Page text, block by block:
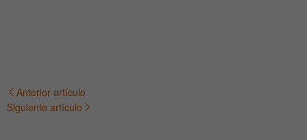
Navegación
Anterior artículo
Siguiente artículo